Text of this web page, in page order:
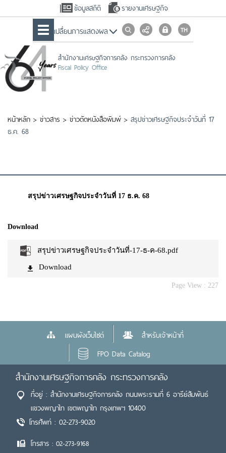
ข้อมูลสถิติ รายงานเศรษฐกิจ
เปลื่ยนการแสดงผล
สำนักงานเศรษฐกิจการคลัง กระทรวงการคลัง
Fiscal Policy Office
หน้าหลัก > ข่าวสาร > ข่าวตัดหนังสือพิมพ์ > สรุปข่าวเศรษฐกิจประจำวันที่ 17
ธ.ค. 68
สรุปข่าวเศรษฐกิจประจำวันที่ 17 ธ.ค. 68
Download
สรุปข่าวเศรษฐกิจประจำวันที่-17-ธ-ค-68.pdf
Download
Page View : 227
แผนผังเว็บไซต์
สำหรับเจ้าหน้าที่
FPO Data Catalog
สำนักงานเศรษฐกิจการคลัง กระทรวงการคลัง
ที่อยู่ : สำนักงานเศรษฐกิจการคลัง ถนนพระรามที่ 6 อารีย์สัมพันธ์
แขวงพญาไท เขตพญาไท กรุงเทพฯ 10400
โทรศัพท์ : 02-273-9020
โทรสาร : 02-273-9168